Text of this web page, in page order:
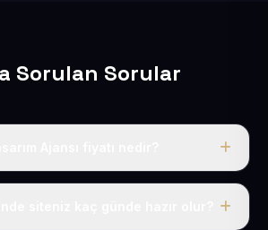
Sorulan Sorular
yıllık 50 USD + KDV. Bu bedele alan